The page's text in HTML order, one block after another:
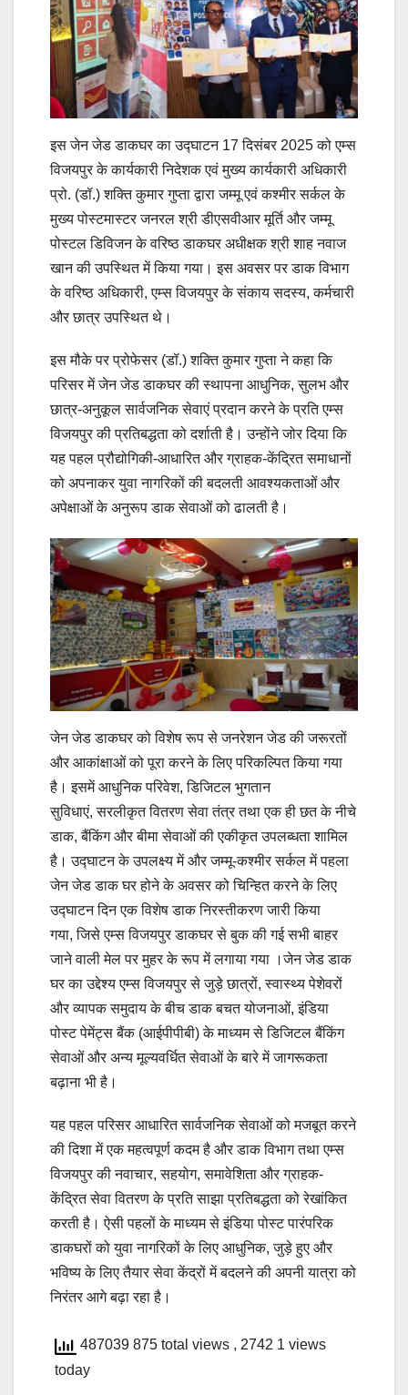
इस जेन जेड डाकघर का उद्घाटन 17 दिसंबर 2025 को एम्स
विजयपुर के कार्यकारी निदेशक एवं मुख्य कार्यकारी अधिकारी
प्रो. (डॉ.) शक्ति कुमार गुप्ता द्वारा जम्मू एवं कश्मीर सर्कल के
मुख्य पोस्टमास्टर जनरल श्री डीएसवीआर मूर्ति और जम्मू
पोस्टल डिविजन के वरिष्ठ डाकघर अधीक्षक श्री शाह नवाज
खान की उपस्थित में किया गया। इस अवसर पर डाक विभाग
के वरिष्ठ अधिकारी, एम्स विजयपुर के संकाय सदस्य, कर्मचारी
और छात्र उपस्थित थे।
इस मौके पर प्रोफेसर (डॉ.) शक्ति कुमार गुप्ता ने कहा कि
परिसर में जेन जेड डाकघर की स्थापना आधुनिक, सुलभ और
छात्र-अनुकूल सार्वजनिक सेवाएं प्रदान करने के प्रति एम्स
विजयपुर की प्रतिबद्धता को दर्शाती है। उन्होंने जोर दिया कि
यह पहल प्रौद्योगिकी-आधारित और ग्राहक-केंद्रित समाधानों
को अपनाकर युवा नागरिकों की बदलती आवश्यकताओं और
अपेक्षाओं के अनुरूप डाक सेवाओं को ढालती है।
जेन जेड डाकघर को विशेष रूप से जनरेशन जेड की जरूरतों
और आकांक्षाओं को पूरा करने के लिए परिकल्पित किया गया
है। इसमें आधुनिक परिवेश, डिजिटल भुगतान
सुविधाएं, सरलीकृत वितरण सेवा तंत्र तथा एक ही छत के नीचे
डाक, बैंकिंग और बीमा सेवाओं की एकीकृत उपलब्धता शामिल
है। उद्घाटन के उपलक्ष्य में और जम्मू-कश्मीर सर्कल में पहला
जेन जेड डाक घर होने के अवसर को चिन्हित करने के लिए
उद्घाटन दिन एक विशेष डाक निरस्तीकरण जारी किया
गया, जिसे एम्स विजयपुर डाकघर से बुक की गई सभी बाहर
जाने वाली मेल पर मुहर के रूप में लगाया गया ।जेन जेड डाक
घर का उद्देश्य एम्स विजयपुर से जुड़े छात्रों, स्वास्थ्य पेशेवरों
और व्यापक समुदाय के बीच डाक बचत योजनाओं, इंडिया
पोस्ट पेमेंट्स बैंक (आईपीपीबी) के माध्यम से डिजिटल बैंकिंग
सेवाओं और अन्य मूल्यवर्धित सेवाओं के बारे में जागरूकता
बढ़ाना भी है।
यह पहल परिसर आधारित सार्वजनिक सेवाओं को मजबूत करने
की दिशा में एक महत्वपूर्ण कदम है और डाक विभाग तथा एम्स
विजयपुर की नवाचार, सहयोग, समावेशिता और ग्राहक-
केंद्रित सेवा वितरण के प्रति साझा प्रतिबद्धता को रेखांकित
करती है। ऐसी पहलों के माध्यम से इंडिया पोस्ट पारंपरिक
डाकघरों को युवा नागरिकों के लिए आधुनिक, जुड़े हुए और
भविष्य के लिए तैयार सेवा केंद्रों में बदलने की अपनी यात्रा को
निरंतर आगे बढ़ा रहा है।
487039 875 total views , 2742 1 views
today